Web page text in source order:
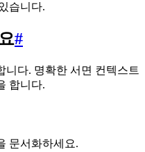
습니다.
#
니다. 명확한 서면 컨텍스트
합니다.
문서화하세요.